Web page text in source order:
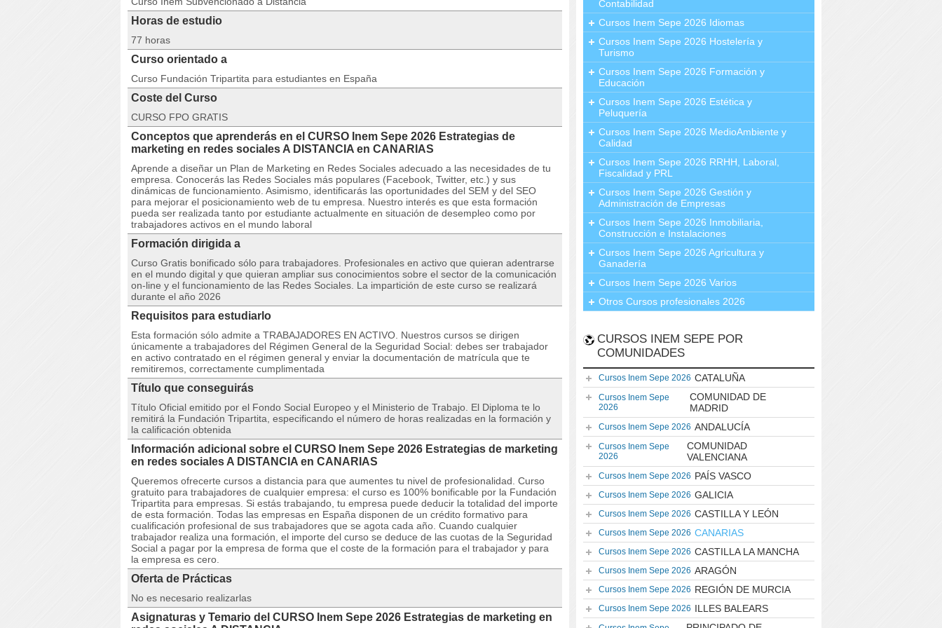
Horas de estudio
77 horas
Curso orientado a
Curso Fundación Tripartita para estudiantes en España
Coste del Curso
CURSO FPO GRATIS
Conceptos que aprenderás en el CURSO Inem Sepe 2026 Estrategias de
marketing en redes sociales A DISTANCIA en CANARIAS
Aprende a diseñar un Plan de Marketing en Redes Sociales adecuado a las necesidades de tu
empresa. Conocerás las Redes Sociales más populares (Facebook, Twitter, etc.) y sus
dinámicas de funcionamiento. Asimismo, identificarás las oportunidades del SEM y del SEO
para mejorar el posicionamiento web de tu empresa. Nuestro interés es que esta formación
pueda ser realizada tanto por estudiante actualmente en situación de desempleo como por
trabajadores activos en el mundo laboral
Formación dirigida a
Curso Gratis bonificado sólo para trabajadores. Profesionales en activo que quieran adentrarse
en el mundo digital y que quieran ampliar sus conocimientos sobre el sector de la comunicación
on-line y el funcionamiento de las Redes Sociales. La impartición de este curso se realizará
durante el año 2026
Requisitos para estudiarlo
Esta formación sólo admite a TRABAJADORES EN ACTIVO. Nuestros cursos se dirigen
únicamente a trabajadores del Régimen General de la Seguridad Social: debes ser trabajador
en activo contratado en el régimen general y enviar la documentación de matrícula que te
remitiremos, correctamente cumplimentada
Título que conseguirás
Título Oficial emitido por el Fondo Social Europeo y el Ministerio de Trabajo. El Diploma te lo
remitirá la Fundación Tripartita, especificando el número de horas realizadas en la formación y
la calificación obtenida
Información adicional sobre el CURSO Inem Sepe 2026 Estrategias de marketing
en redes sociales A DISTANCIA en CANARIAS
Queremos ofrecerte cursos a distancia para que aumentes tu nivel de profesionalidad. Curso
gratuito para trabajadores de cualquier empresa: el curso es 100% bonificable por la Fundación
Tripartita para empresas. Si estás trabajando, tu empresa puede deducir la totalidad del importe
de esta formación. Todas las empresas en España disponen de un crédito formativo para
cualificación profesional de sus trabajadores que se agota cada año. Cuando cualquier
trabajador realiza una formación, el importe del curso se deduce de las cuotas de la Seguridad
Social a pagar por la empresa de forma que el coste de la formación para el trabajador y para
la empresa es cero.
Oferta de Prácticas
No es necesario realizarlas
Asignaturas y Temario del CURSO Inem Sepe 2026 Estrategias de marketing en
Contabilidad
Cursos Inem Sepe 2026 Idiomas
Cursos Inem Sepe 2026 Hostelería y
Turismo
Cursos Inem Sepe 2026 Formación y
Educación
Cursos Inem Sepe 2026 Estética y
Peluquería
Cursos Inem Sepe 2026 MedioAmbiente y
Calidad
Cursos Inem Sepe 2026 RRHH, Laboral,
Fiscalidad y PRL
Cursos Inem Sepe 2026 Gestión y
Administración de Empresas
Cursos Inem Sepe 2026 Inmobiliaria,
Construcción e Instalaciones
Cursos Inem Sepe 2026 Agricultura y
Ganadería
Cursos Inem Sepe 2026 Varios
Otros Cursos profesionales 2026
CURSOS INEM SEPE POR
COMUNIDADES
Cursos Inem Sepe 2026 CATALUÑA
Cursos Inem Sepe
2026
COMUNIDAD DE
MADRID
Cursos Inem Sepe 2026 ANDALUCÍA
Cursos Inem Sepe
2026
COMUNIDAD
VALENCIANA
Cursos Inem Sepe 2026 PAÍS VASCO
Cursos Inem Sepe 2026 GALICIA
Cursos Inem Sepe 2026 CASTILLA Y LEÓN
Cursos Inem Sepe 2026 CANARIAS
Cursos Inem Sepe 2026 CASTILLA LA MANCHA
Cursos Inem Sepe 2026 ARAGÓN
Cursos Inem Sepe 2026 REGIÓN DE MURCIA
Cursos Inem Sepe 2026 ILLES BALEARS